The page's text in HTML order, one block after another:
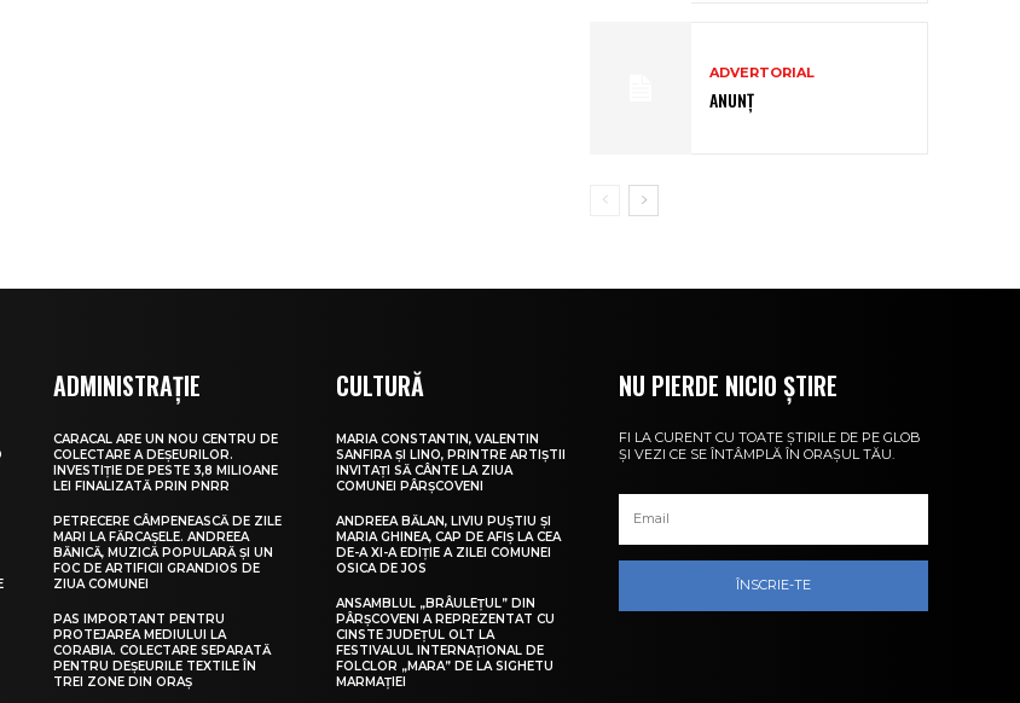
ADVERTORIAL
ANUNȚ
ADMINISTRAȚIE
CARACAL ARE UN NOU CENTRU DE
COLECTARE A DEȘEURILOR.
INVESTIȚIE DE PESTE 3,8 MILIOANE
LEI FINALIZATĂ PRIN PNRR
PETRECERE CÂMPENEASCĂ DE ZILE
MARI LA FĂRCAȘELE. ANDREEA
BĂNICĂ, MUZICĂ POPULARĂ ȘI UN
FOC DE ARTIFICII GRANDIOS DE
ZIUA COMUNEI
PAS IMPORTANT PENTRU
PROTEJAREA MEDIULUI LA
CORABIA. COLECTARE SEPARATĂ
PENTRU DEȘEURILE TEXTILE ÎN
TREI ZONE DIN ORAȘ
CULTURĂ
MARIA CONSTANTIN, VALENTIN
SANFIRA ȘI LINO, PRINTRE ARTIȘTII
INVITAȚI SĂ CÂNTE LA ZIUA
COMUNEI PÂRȘCOVENI
ANDREEA BĂLAN, LIVIU PUȘTIU ȘI
MARIA GHINEA, CAP DE AFIȘ LA CEA
DE-A XI-A EDIȚIE A ZILEI COMUNEI
OSICA DE JOS
ANSAMBLUL „BRÂULEȚUL” DIN
PÂRȘCOVENI A REPREZENTAT CU
CINSTE JUDEȚUL OLT LA
FESTIVALUL INTERNAȚIONAL DE
FOLCLOR „MARA” DE LA SIGHETU
MARMAȚIEI
NU PIERDE NICIO ȘTIRE
FI LA CURENT CU TOATE ȘTIRILE DE PE GLOB
ȘI VEZI CE SE ÎNTÂMPLĂ ÎN ORAȘUL TĂU.
ÎNSCRIE-TE